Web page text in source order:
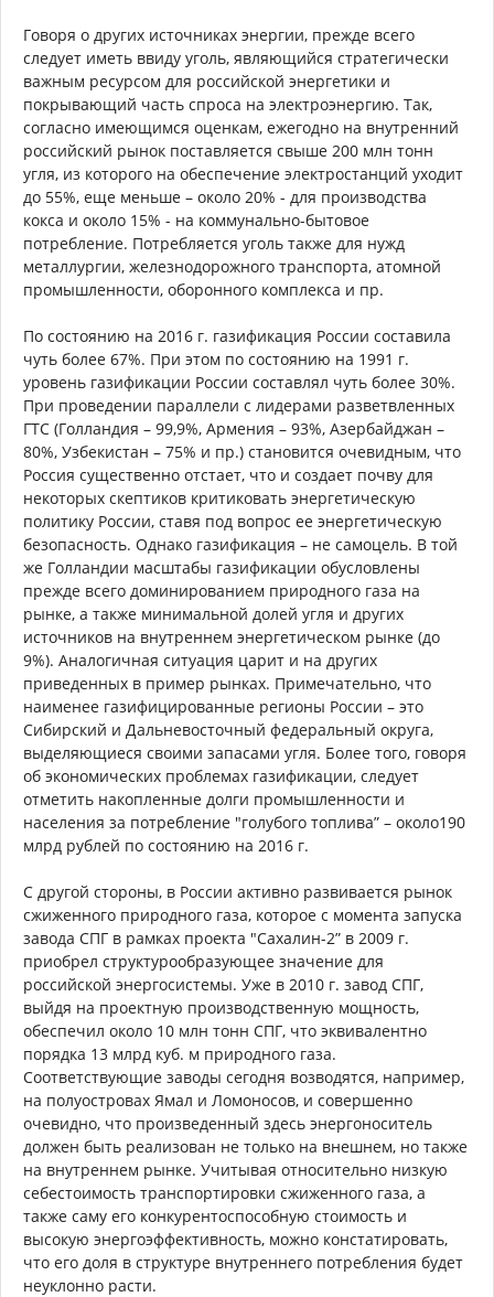
Говоря о других источниках энергии, прежде всего
следует иметь ввиду уголь, являющийся стратегически
важным ресурсом для российской энергетики и
покрывающий часть спроса на электроэнергию. Так,
согласно имеющимся оценкам, ежегодно на внутренний
российский рынок поставляется свыше 200 млн тонн
угля, из которого на обеспечение электростанций уходит
до 55%, еще меньше – около 20% - для производства
кокса и около 15% - на коммунально-бытовое
потребление. Потребляется уголь также для нужд
металлургии, железнодорожного транспорта, атомной
промышленности, оборонного комплекса и пр.
По состоянию на 2016 г. газификация России составила
чуть более 67%. При этом по состоянию на 1991 г.
уровень газификации России составлял чуть более 30%.
При проведении параллели с лидерами разветвленных
ГТС (Голландия – 99,9%, Армения – 93%, Азербайджан –
80%, Узбекистан – 75% и пр.) становится очевидным, что
Россия существенно отстает, что и создает почву для
некоторых скептиков критиковать энергетическую
политику России, ставя под вопрос ее энергетическую
безопасность. Однако газификация – не самоцель. В той
же Голландии масштабы газификации обусловлены
прежде всего доминированием природного газа на
рынке, а также минимальной долей угля и других
источников на внутреннем энергетическом рынке (до
9%). Аналогичная ситуация царит и на других
приведенных в пример рынках. Примечательно, что
наименее газифицированные регионы России – это
Сибирский и Дальневосточный федеральный округа,
выделяющиеся своими запасами угля. Более того, говоря
об экономических проблемах газификации, следует
отметить накопленные долги промышленности и
населения за потребление "голубого топлива” – около190
млрд рублей по состоянию на 2016 г.
С другой стороны, в России активно развивается рынок
сжиженного природного газа, которое с момента запуска
завода СПГ в рамках проекта "Сахалин-2” в 2009 г.
приобрел структурообразующее значение для
российской энергосистемы. Уже в 2010 г. завод СПГ,
выйдя на проектную производственную мощность,
обеспечил около 10 млн тонн СПГ, что эквивалентно
порядка 13 млрд куб. м природного газа.
Соответствующие заводы сегодня возводятся, например,
на полуостровах Ямал и Ломоносов, и совершенно
очевидно, что произведенный здесь энергоноситель
должен быть реализован не только на внешнем, но также
на внутреннем рынке. Учитывая относительно низкую
себестоимость транспортировки сжиженного газа, а
также саму его конкурентоспособную стоимость и
высокую энергоэффективность, можно констатировать,
что его доля в структуре внутреннего потребления будет
неуклонно расти.